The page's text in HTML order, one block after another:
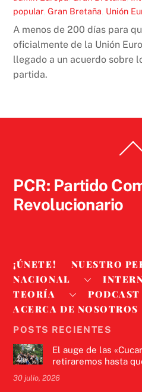
popular,Gran Bretaña Unión
A menos de 200 días para
oficialmente de la Unión
llegado a un acuerdo sobre
partida.
PCR: Partido
Revolucionario
¡ÚNETE!
NUESTRO
NACIONAL
TEORÍA
PODCAST
ACERCA DE NOSOTROS
POSTS RECIENTES
El auge de las
retiraremos hasta
30 julio, 2026